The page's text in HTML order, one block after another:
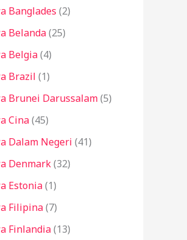
Banglades (2)
Belanda(25)
Belgia(4)
Brazil (1)
Brunei Darussalam(5)
Cina(45)
Dalam Negeri (41)
Denmark(32)
Estonia(1)
Filipina(7)
Finlandia(13)